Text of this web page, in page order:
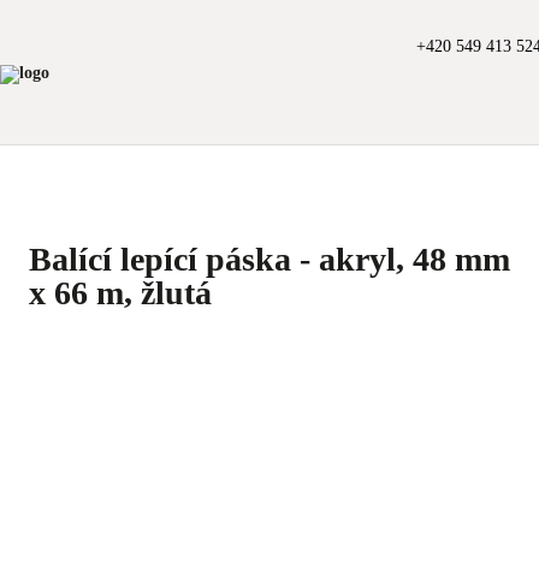
+420 549 413
Balící lepící páska - akryl, 48 mm
x 66 m, žlutá